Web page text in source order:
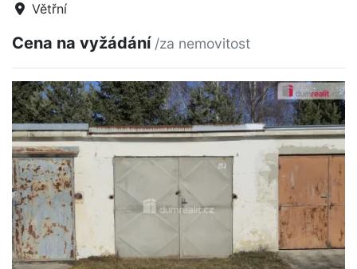
Větřní
Cena na vyžádání /za nemovitost